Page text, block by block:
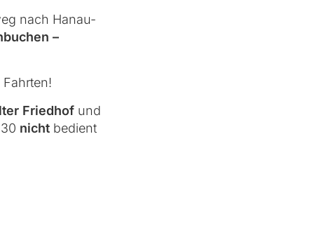
nach Hanau-
–
Friedhof und
nicht bedient